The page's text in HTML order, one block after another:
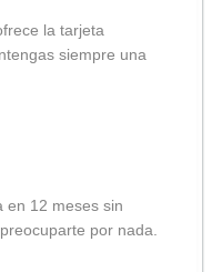
la tarjeta
siempre una
en 12 meses sin
por nada.